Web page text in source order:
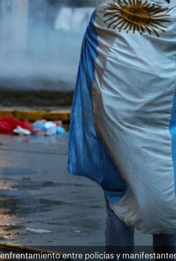
enfrentamiento entre policías y